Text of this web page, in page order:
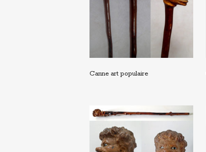
Canne art populaire